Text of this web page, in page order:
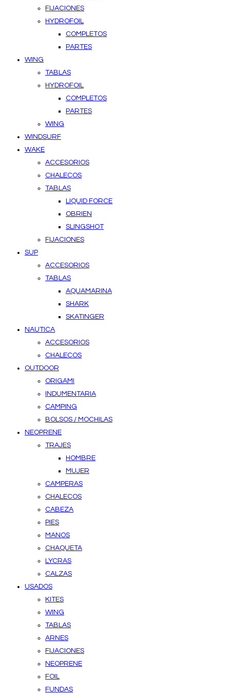
FIJACIONES
HYDROFOIL
COMPLETOS
PARTES
WING
TABLAS
HYDROFOIL
COMPLETOS
PARTES
WING
WINDSURF
WAKE
ACCESORIOS
CHALECOS
TABLAS
LIQUID FORCE
OBRIEN
SLINGSHOT
FIJACIONES
SUP
ACCESORIOS
TABLAS
AQUAMARINA
SHARK
SKATINGER
NAUTICA
ACCESORIOS
CHALECOS
OUTDOOR
ORIGAMI
INDUMENTARIA
CAMPING
BOLSOS / MOCHILAS
NEOPRENE
TRAJES
HOMBRE
MUJER
CAMPERAS
CHALECOS
CABEZA
PIES
MANOS
CHAQUETA
LYCRAS
CALZAS
USADOS
KITES
WING
TABLAS
ARNES
FIJACIONES
NEOPRENE
FOIL
FUNDAS